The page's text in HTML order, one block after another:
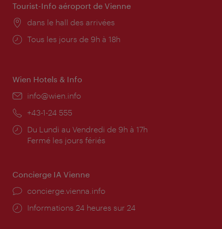
Tourist-Info aéroport de Vienne
Lieu:
dans le hall des arrivées
Horaires
Tous les jours de 9h à 18h
Wien Hotels & Info
E-
info@wien.info
Téléphone:
+43-1-24 555
Horaires
d'ouverture:
Du Lundi au Vendredi de 9h à 17h
Fermé les jours fériés
Concierge IA Vienne
Ort:
concierge.vienna.info
Öffnungszeiten:
Informations 24 heures sur 24